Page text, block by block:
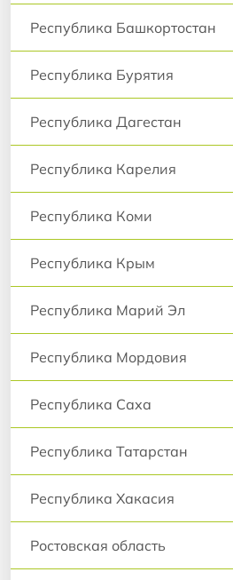
Республика Башкортостан
Республика Бурятия
Республика Дагестан
Республика Карелия
Республика Коми
Республика Крым
Республика Марий Эл
Республика Мордовия
Республика Саха
Республика Татарстан
Республика Хакасия
Ростовская область